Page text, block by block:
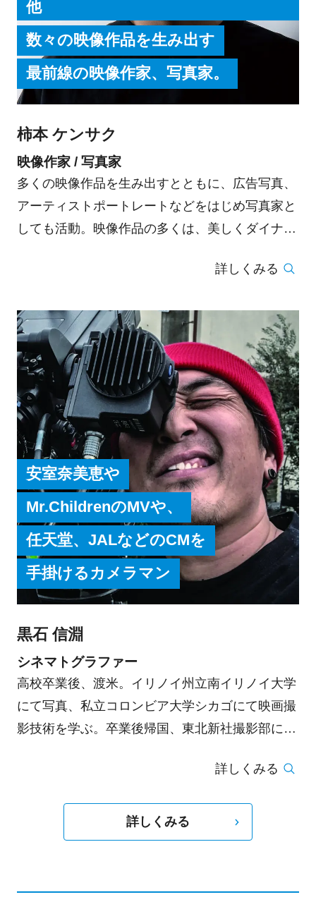
他
数々の映像作品を生み出す
最前線の映像作家、写真家。
柿本 ケンサク
映像作家 / 写真家
多くの映像作品を生み出すとともに、広告写真、
アーティストポートレートなどをはじめ写真家と
しても活動。映像作品の多くは、美しくダイナミ
て表現することが不可能だと思われる被写体の熱
真作品は、目の前に広がる世界から新しい視点を
見つけ出し「時間」をテーマに作品制作を行って
いる。2021年大河ドラマ「青天を衝け」メインビ
ジュアル、タイトルバックを演出。映画「恋する
寄生虫」が公開。 Netflixシリーズ佐藤健主演「グ
ラスハート」が2025年の全世界配信を控える。同
作品では監督と撮影監督を担う。また現代美術家
としても多くの写真作品を国内外で発表。2016
年、代官山ヒルサイドフォーラムにて写真展『T
R A N S L AT O R』 展 を開 催 。2 017年、ニュ
ーヨーク、 タカ・イシイギャラリーにて
「HYOMEN」展、 2021年、代官山ヒルサイドフ
ォーラムにて「TRANSFORMATION」展、渋谷
催 。国際美術展「水の波紋2021」に選出。2022
年夏「―TIME― 音羽山清水寺」展を開催。2023
年、浅間国際フォトフェスティバル2023PHOTO
MIYOTAに出展。Canon Gallery 50周年企画展 柿
本ケンサク写真展「As is」開催。
詳しくみる
安室奈美恵や
Mr.ChildrenのMVや、
任天堂、JALなどのCMを
手掛けるカメラマン
黒石 信淵
シネマトグラファー
高校卒業後、渡米。イリノイ州立南イリノイ大学
にて写真、私立コロンビア大学シカゴにて映画撮
影技術を学ぶ。卒業後帰国、東北新社撮影部に2
に映画、MVと幅広く活動。映画「フローレンス
Festival 2017 最優秀撮影賞受賞
詳しくみる
詳しくみる